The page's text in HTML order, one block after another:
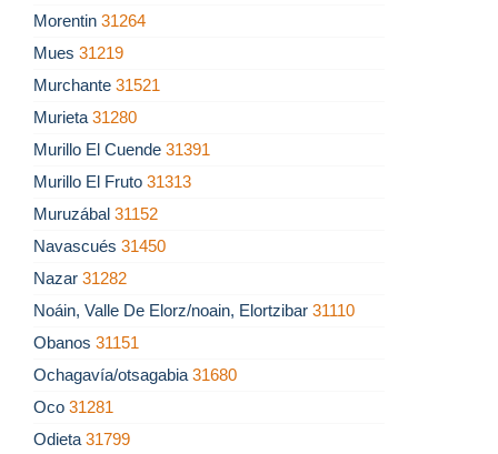
Morentin 31264
Mues 31219
Murchante 31521
Murieta 31280
Murillo El Cuende 31391
Murillo El Fruto 31313
Muruzábal 31152
Navascués 31450
Nazar 31282
Noáin, Valle De Elorz/noain, Elortzibar 31110
Obanos 31151
Ochagavía/otsagabia 31680
Oco 31281
Odieta 31799